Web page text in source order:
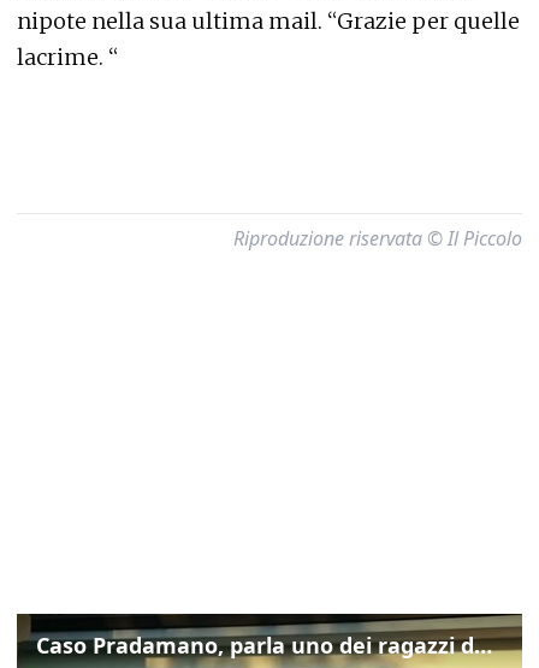
nipote nella sua ultima mail. “Grazie per quelle
lacrime. “
Riproduzione riservata © Il Piccolo
Caso Pradamano, parla uno dei ragazzi denunciati per la limonata: "Volevo anche aiutare i miei"